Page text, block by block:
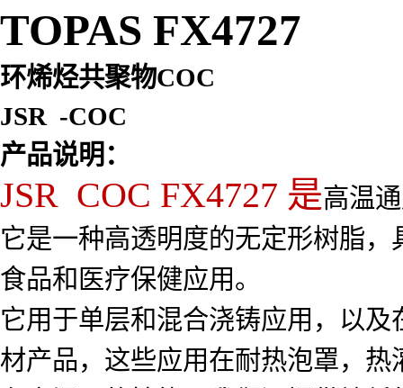
TOPAS FX4727
环烯烃共聚物COC
JSR -COC
产品说明：
JSR COC FX4727 是高温
它是一种高透明度的无定形树脂
食品和医疗保健应用。
它用于单层和混合浇铸应用，以
材产品，这些应用在耐热泡罩，